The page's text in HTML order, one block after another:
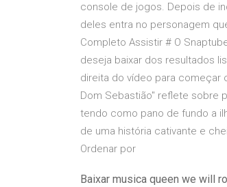
console de jogos. Depois de
deles entra no personagem
Completo Assistir # O
deseja baixar dos resultados
direita do vídeo para começar
Dom Sebastião" reflete sobre
tendo como pano de fundo a
de uma história cativante e
Ordenar por
Baixar musica queen we will